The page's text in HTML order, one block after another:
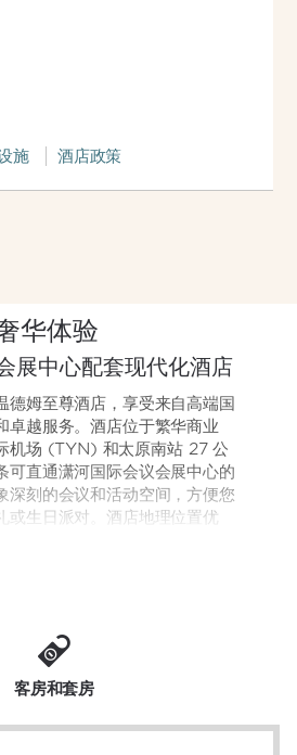
施 酒店政策
华体验
展中心配套现代化酒店
德姆至尊酒店，享受来自高端国
卓越服务。酒店位于繁华商业
机场 (TYN) 和太原南站 27 公
可直通潇河国际会议会展中心的
深刻的会议和活动空间，方便您
或生日派对。酒店地理位置优
潇河自然美景，游览晋祠等历
伫立在精心修剪庭院中壮观的龙
为了目的地。您可以先在时尚的
，然后选择两家中的一家享用美
充实的工作日。我们还会为您提
水浴缸和蒸汽房，以及干洗和洗
客房和套房